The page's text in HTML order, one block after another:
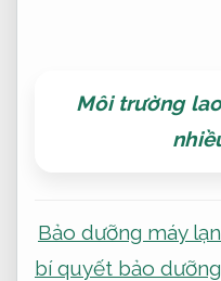
Môi trường
Bảo dưỡng máy
bí quyết bảo dưỡng